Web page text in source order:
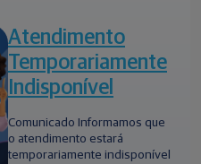
Atendimento
Temporariamente
Indisponível
Comunicado Informamos que
o atendimento estará
temporariamente indisponível